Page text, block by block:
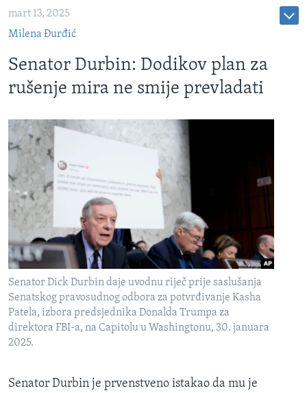
mart 13, 2025
Milena Đurđić
Senator Durbin: Dodikov plan za
rušenje mira ne smije prevladati
Senator Dick Durbin daje uvodnu riječ prije saslušanja
Senatskog pravosudnog odbora za potvrđivanje Kasha
Patela, izbora predsjednika Donalda Trumpa za
direktora FBI-a, na Capitolu u Washingtonu, 30. januara
2025.
Senator Durbin je prvenstveno istakao da mu je